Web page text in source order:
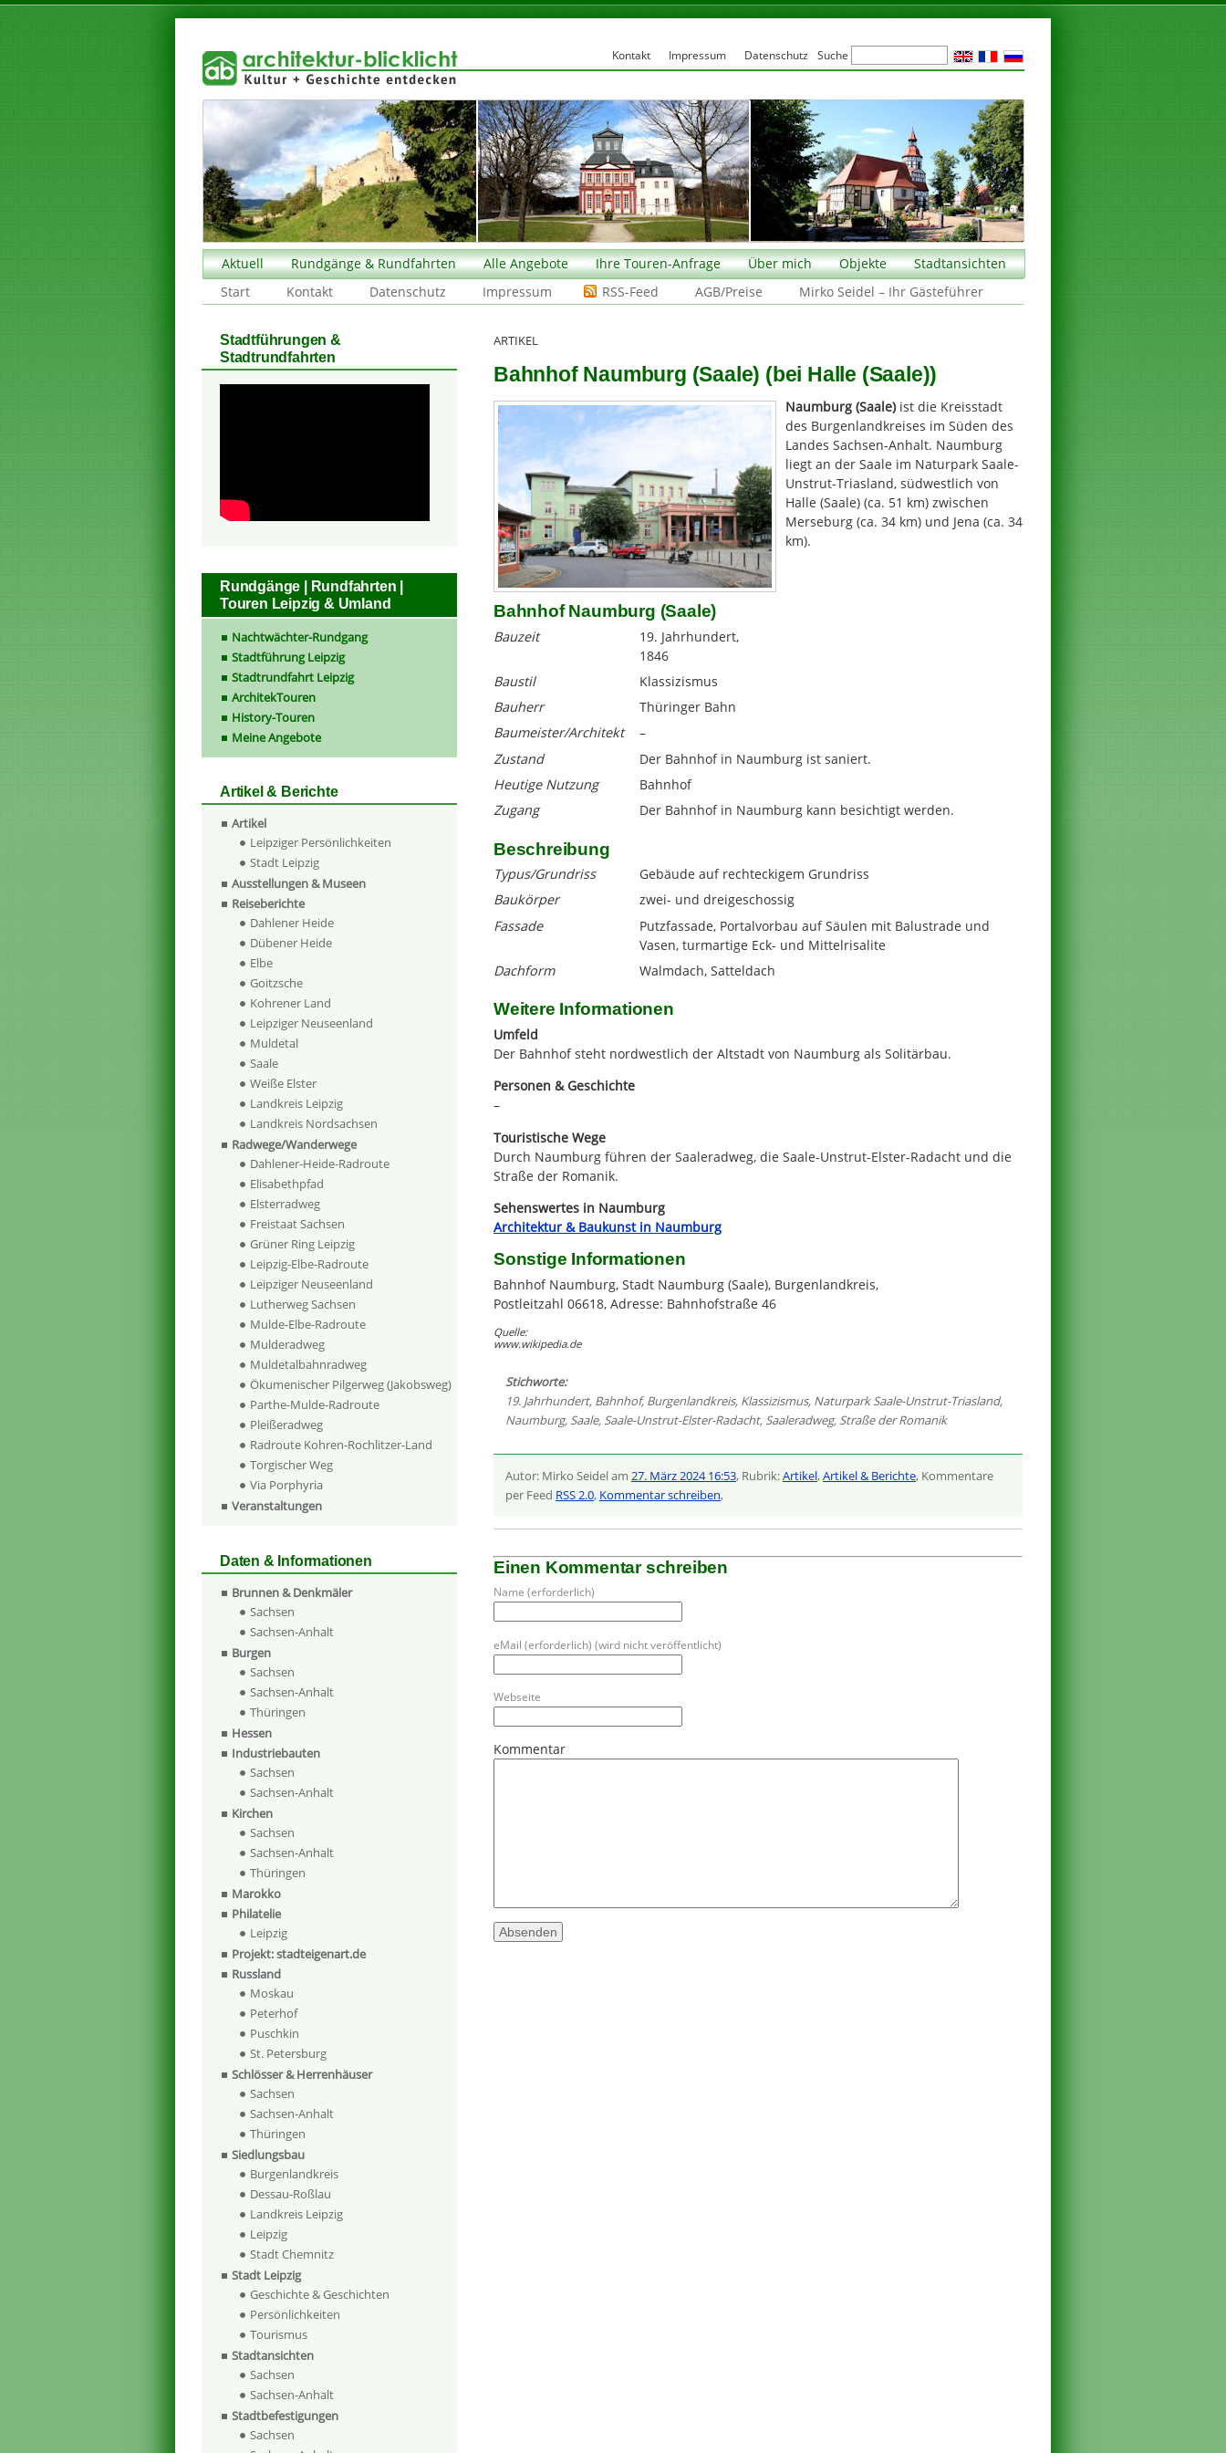
Aktuell Rundgänge & Rundfahrten Alle Angebote Ihre Touren-Anfrage Über mich Objekte
Stadtansichten
Start
Kontakt Datenschutz Impressum RSS-Feed AGB/Preise Mirko Seidel – Ihr Gästeführer
ARTIKEL
Bahnhof Naumburg (Saale) (bei Halle (Saale))
Naumburg (Saale)ist die Kreisstadt
des Burgenlandkreises im Süden des
Landes Sachsen-Anhalt. Naumburg
liegt an der Saale im Naturpark Saale-
Unstrut-Triasland, südwestlich von
Halle (Saale) (ca. 51 km) zwischen
Merseburg (ca. 34 km) und Jena (ca. 34
km).
Bahnhof Naumburg (Saale)
Bauzeit
19. Jahrhundert,
1846
Baustil
Klassizismus
Bauherr
Thüringer Bahn
Baumeister/Architekt
–
Zustand
Der Bahnhof in Naumburg ist saniert.
Heutige Nutzung
Bahnhof
Zugang
Der Bahnhof in Naumburg kann besichtigt werden.
Beschreibung
Typus/Grundriss
Gebäude auf rechteckigem Grundriss
Baukörper
zwei- und dreigeschossig
Fassade
Putzfassade, Portalvorbau auf Säulen mit Balustrade und
Vasen, turmartige Eck- und Mittelrisalite
Dachform
Walmdach, Satteldach
Weitere Informationen
Umfeld
Der Bahnhof steht nordwestlich der Altstadt von Naumburg als Solitärbau.
Personen & Geschichte
–
Touristische Wege
Durch Naumburg führen der Saaleradweg, die Saale-Unstrut-Elster-Radacht und die
Straße der Romanik.
Sehenswertes in Naumburg
Architektur & Baukunst in Naumburg
Sonstige Informationen
Bahnhof Naumburg, Stadt Naumburg (Saale), Burgenlandkreis,
Postleitzahl 06618, Adresse: Bahnhofstraße 46
Quelle:
www.wikipedia.de
Stichworte:
19. Jahrhundert, Bahnhof, Burgenlandkreis, Klassizismus, Naturpark Saale-Unstrut-Triasland,
Naumburg, Saale, Saale-Unstrut-Elster-Radacht, Saaleradweg, Straße der Romanik
Autor: Mirko Seidel am 27. März 2024 16:53, Rubrik:Artikel,Artikel & Berichte, Kommentare
per Feed RSS 2.0, Kommentar schreiben,
Einen Kommentar schreiben
Name (erforderlich)
eMail (erforderlich) (wird nicht veröffentlicht)
Webseite
Kommentar
Stadtführungen &
Stadtrundfahrten
Rundgänge | Rundfahrten |
Touren Leipzig & Umland
Nachtwächter-Rundgang
Stadtführung Leipzig
Stadtrundfahrt Leipzig
ArchitekTouren
History-Touren
Meine Angebote
Artikel & Berichte
Artikel
Leipziger Persönlichkeiten
Stadt Leipzig
Ausstellungen & Museen
Reiseberichte
Dahlener Heide
Dübener Heide
Elbe
Goitzsche
Kohrener Land
Leipziger Neuseenland
Muldetal
Saale
Weiße Elster
Landkreis Leipzig
Landkreis Nordsachsen
Radwege/Wanderwege
Dahlener-Heide-Radroute
Elisabethpfad
Elsterradweg
Freistaat Sachsen
Grüner Ring Leipzig
Leipzig-Elbe-Radroute
Leipziger Neuseenland
Lutherweg Sachsen
Mulde-Elbe-Radroute
Mulderadweg
Muldetalbahnradweg
Ökumenischer Pilgerweg (Jakobsweg)
Parthe-Mulde-Radroute
Pleißeradweg
Radroute Kohren-Rochlitzer-Land
Torgischer Weg
Via Porphyria
Veranstaltungen
Daten & Informationen
Brunnen & Denkmäler
Sachsen
Sachsen-Anhalt
Burgen
Sachsen
Sachsen-Anhalt
Thüringen
Hessen
Industriebauten
Sachsen
Sachsen-Anhalt
Kirchen
Sachsen
Sachsen-Anhalt
Thüringen
Marokko
Philatelie
Leipzig
Projekt: stadteigenart.de
Russland
Moskau
Peterhof
Puschkin
St. Petersburg
Schlösser & Herrenhäuser
Sachsen
Sachsen-Anhalt
Thüringen
Siedlungsbau
Burgenlandkreis
Dessau-Roßlau
Landkreis Leipzig
Leipzig
Stadt Chemnitz
Stadt Leipzig
Geschichte & Geschichten
Persönlichkeiten
Tourismus
Stadtansichten
Sachsen
Sachsen-Anhalt
Stadtbefestigungen
Sachsen
Kontakt Impressum Datenschutz Suche